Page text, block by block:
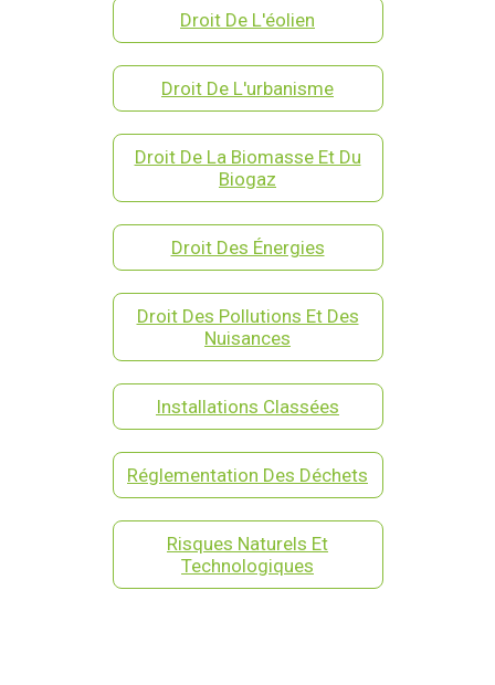
Droit De L'éolien
Droit De L'urbanisme
Droit De La Biomasse Et Du
Biogaz
Droit Des Énergies
Droit Des Pollutions Et Des
Nuisances
Installations Classées
Réglementation Des Déchets
Risques Naturels Et
Technologiques